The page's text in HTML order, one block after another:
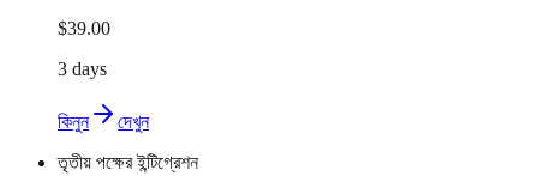
$39.00
3 days
কিনুন
দেখুন
তৃতীয় পক্ষের ইন্টিগ্রেশন